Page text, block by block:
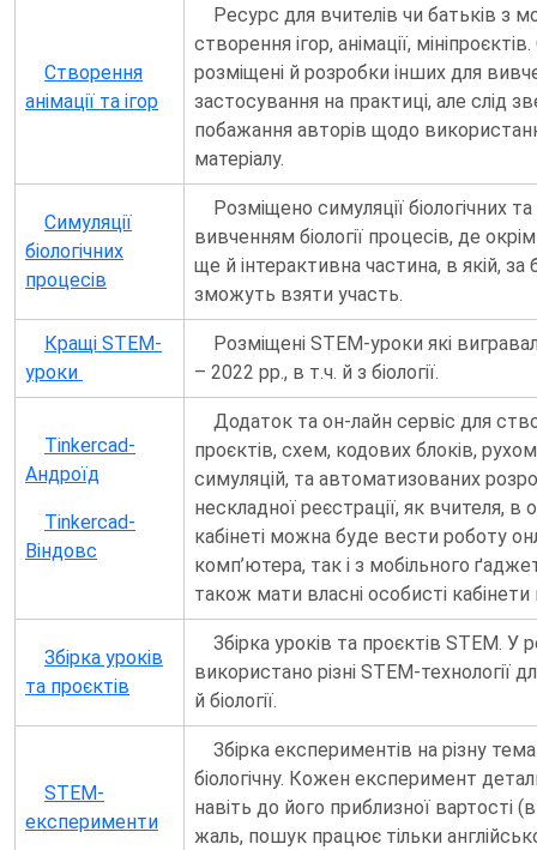
Створення
анімації та ігор
Ресурс для вчителів чи батьків з
створення ігор, анімації,
розміщені й розробки інших для
застосування на практиці, але слід
побажання авторів щодо
матеріалу.
Симуляції
біологічних
процесів
Розміщено симуляції біологічних
вивченням біології процесів, де
ще й інтерактивна частина, в якій, за
зможуть взяти участь.
Кращі STEM-
уроки
Розміщені STEM-уроки які
– 2022 рр., в т.ч. й з біології.
Tinkercad-
Андроїд
Tinkercad-
Віндовс
Додаток та он-лайн сервіс для
проєктів, схем, кодових блоків,
симуляцій, та автоматизованих
нескладної реєстрації, як вчителя, в
кабінеті можна буде вести роботу
комп’ютера, так і з мобільного
також мати власні особисті кабінети
Збірка уроків
та проєктів
Збірка уроків та проєктів STEM. У
використано різні STEM-технології
й біології.
STEM-
експерименти
Збірка експериментів на різну
біологічну. Кожен експеримент
навіть до його приблизної вартості
жаль, пошук працює тільки